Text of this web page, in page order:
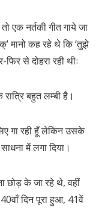
एक नर्तकी गीत गाये जा
मानो कह रहे थे कि ‘तुझे
से दोहरा रही थीः
बहुत लम्बी है।
गा रही हूँ लेकिन उसके
में लगा दिया।
छोड़ के जा रहे थे, वहीं
दिन पूरा हुआ, 41वें